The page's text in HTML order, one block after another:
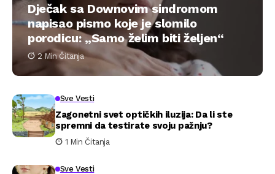
Dječak sa Downovim sindromom
napisao pismo koje je slomilo
porodicu: „Samo želim biti željen“
2 Min Čitanja
Sve Vesti
Zagonetni svet optičkih iluzija: Da li ste
spremni da testirate svoju pažnju?
1 Min Čitanja
Sve Vesti